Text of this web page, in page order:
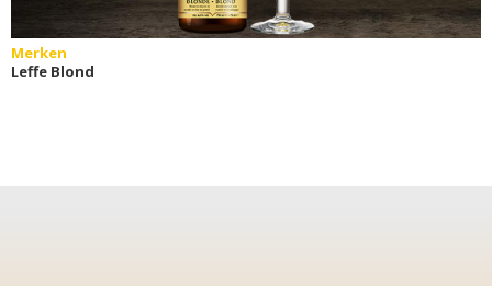
Merken
Leffe Blond